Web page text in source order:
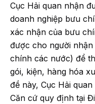
Cục Hải quan nhận
doanh nghiệp bưu
xác nhận của bưu
được cho người
chính các nước) để
gói, kiện, hàng hóa
đề này, Cục Hải
Căn cứ quy định tại